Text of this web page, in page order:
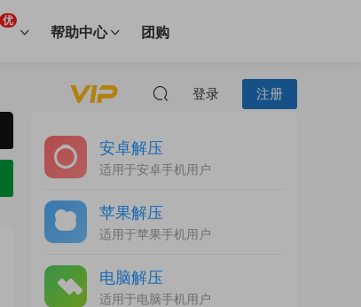
优
帮助中心 团购
登录 注册
安卓解压
适用于安卓手机用户
苹果解压
适用于苹果手机用户
电脑解压
适用于电脑手机用户